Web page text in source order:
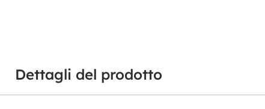
Dettagli del prodotto